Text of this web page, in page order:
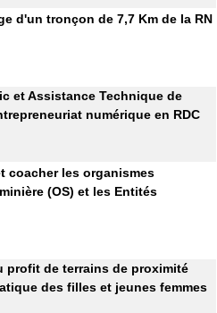
d'un tronçon de 7,7 Km de la RN
et Assistance Technique de
numérique en RDC
coacher les organismes
(OS) et les Entités
profit de terrains de proximité
des filles et jeunes femmes